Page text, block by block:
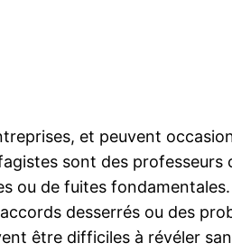
et peuvent
sont des
ou de fuites
desserrés ou des
être difficiles à révéler